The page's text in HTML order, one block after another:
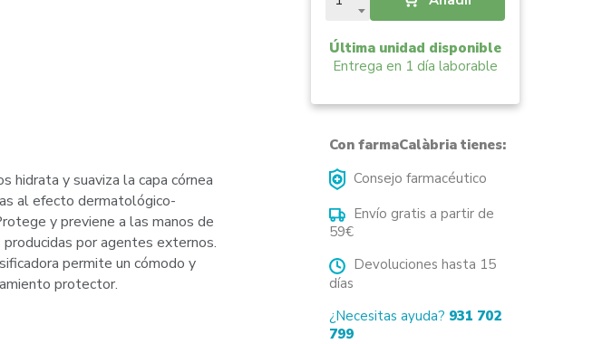
hidrata y suaviza la capa córnea
al efecto dermatológico-
y previene a las manos de
por agentes externos.
permite un cómodo y
protector.
Última unidad disponible
Entrega en 1 día laborable
Con farmaCalàbria tienes:
Consejo farmacéutico
Envío gratis a partir de
59€
Devoluciones hasta 15
días
¿Necesitas ayuda? 931 702
799